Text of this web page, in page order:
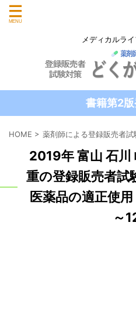
メディカルラ
書籍第2版
HOME > 薬剤師による登録販売者
2019年 富山 石川
重の登録販売者試
医薬品の適正使
～